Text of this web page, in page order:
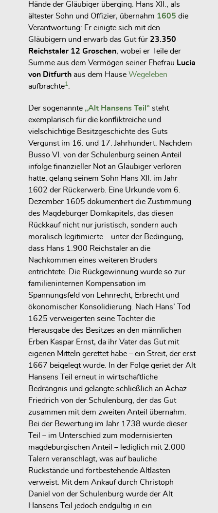
Hände der Gläubiger überging. Hans XII., als
ältester Sohn und Offizier, übernahm 1605 die
Verantwortung: Er einigte sich mit den
Gläubigern und erwarb das Gut für 23.350
Reichstaler 12 Groschen, wobei er Teile der
Summe aus dem Vermögen seiner Ehefrau Lucia
von Ditfurth aus dem Hause Wegeleben
aufbrachte1.
Der sogenannte „Alt Hansens Teil“ steht
exemplarisch für die konfliktreiche und
vielschichtige Besitzgeschichte des Guts
Vergunst im 16. und 17. Jahrhundert. Nachdem
Busso VI. von der Schulenburg seinen Anteil
infolge finanzieller Not an Gläubiger verloren
hatte, gelang seinem Sohn Hans XII. im Jahr
1602 der Rückerwerb. Eine Urkunde vom 6.
Dezember 1605 dokumentiert die Zustimmung
des Magdeburger Domkapitels, das diesen
Rückkauf nicht nur juristisch, sondern auch
moralisch legitimierte – unter der Bedingung,
dass Hans 1.900 Reichstaler an die
Nachkommen eines weiteren Bruders
entrichtete. Die Rückgewinnung wurde so zur
familieninternen Kompensation im
Spannungsfeld von Lehnrecht, Erbrecht und
ökonomischer Konsolidierung. Nach Hans’ Tod
1625 verweigerten seine Töchter die
Herausgabe des Besitzes an den männlichen
Erben Kaspar Ernst, da ihr Vater das Gut mit
eigenen Mitteln gerettet habe – ein Streit, der erst
1667 beigelegt wurde. In der Folge geriet der Alt
Hansens Teil erneut in wirtschaftliche
Bedrängnis und gelangte schließlich an Achaz
Friedrich von der Schulenburg, der das Gut
zusammen mit dem zweiten Anteil übernahm.
Bei der Bewertung im Jahr 1738 wurde dieser
Teil – im Unterschied zum modernisierten
magdeburgischen Anteil – lediglich mit 2.000
Talern veranschlagt, was auf bauliche
Rückstände und fortbestehende Altlasten
verweist. Mit dem Ankauf durch Christoph
Daniel von der Schulenburg wurde der Alt
Hansens Teil jedoch endgültig in ein